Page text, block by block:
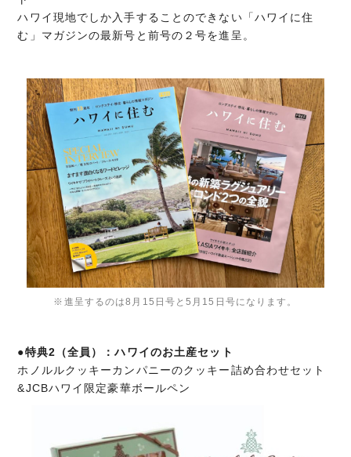
ハワイ現地でしか入手することのできない「ハワイに住
む」マガジンの最新号と前号の２号を進呈。
※進呈するのは8月15日号と5月15日号になります。
●特典2（全員）：ハワイのお土産セット
ホノルルクッキーカンパニーのクッキー詰め合わせセット
&JCBハワイ限定豪華ボールペン